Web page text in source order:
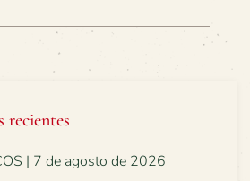
recientes
| 7 de agosto de 2026